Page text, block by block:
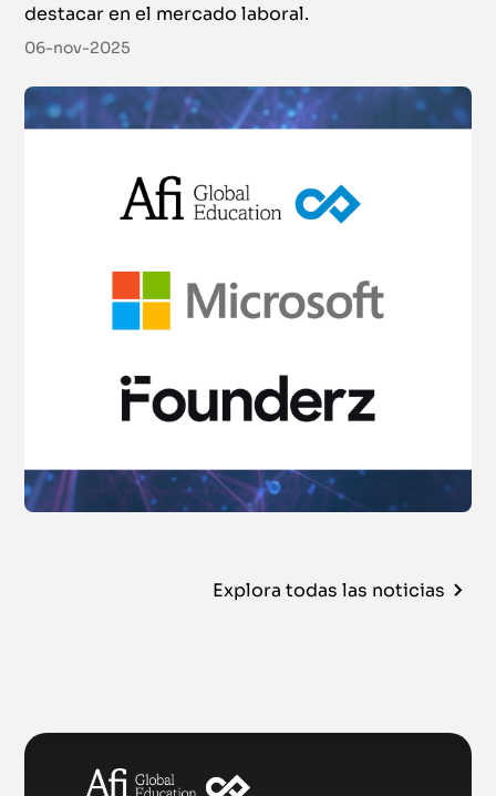
destacar en el mercado laboral.
06-nov-2025
Explora todas las noticias